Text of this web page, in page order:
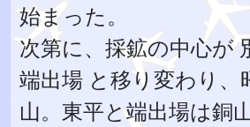
始まった。
次第に、採鉱の中心
端出場 と移り変わり、
山。東平と端出場は銅